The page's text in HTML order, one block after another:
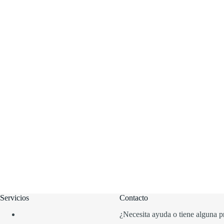
Servicios
Contacto
¿Necesita ayuda o tiene alguna